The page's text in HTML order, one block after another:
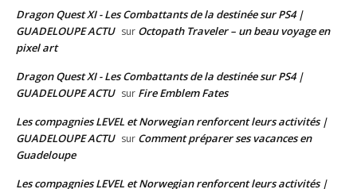
Dragon Quest XI - Les Combattants de la destinée sur PS4 |
GUADELOUPE ACTU sur Octopath Traveler – un beau voyage en
pixel art
Dragon Quest XI - Les Combattants de la destinée sur PS4 |
GUADELOUPE ACTU sur Fire Emblem Fates
Les compagnies LEVEL et Norwegian renforcent leurs activités |
GUADELOUPE ACTU sur Comment préparer ses vacances en
Guadeloupe
Les compagnies LEVEL et Norwegian renforcent leurs activités |